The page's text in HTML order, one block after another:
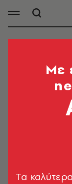
ΟΛΑ ΤΑ
Mε
Tα